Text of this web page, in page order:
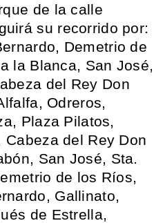
de la calle
su recorrido por:
Demetrio de
la Blanca, San José,
del Rey Don
Odreros,
Plaza Pilatos,
del Rey Don
San José, Sta.
de los Ríos,
Gallinato,
de Estrella,